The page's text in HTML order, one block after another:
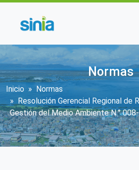
Normas
Sobrescribir enlaces
Inicio
Normas
Resolución Gerencial Regional de
Gestión del Medio Ambiente N.°